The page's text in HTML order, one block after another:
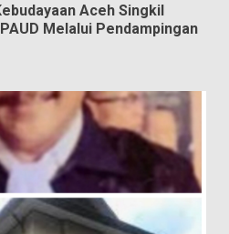
Aceh Singkil
Melalui Pendampingan